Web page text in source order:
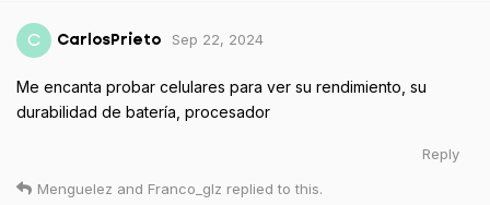
C CarlosPrieto Sep 22, 2024
Me encanta probar celulares para ver su rendimiento, su
durabilidad de batería, procesador
Reply
Menguelez and Franco_glz replied to this.